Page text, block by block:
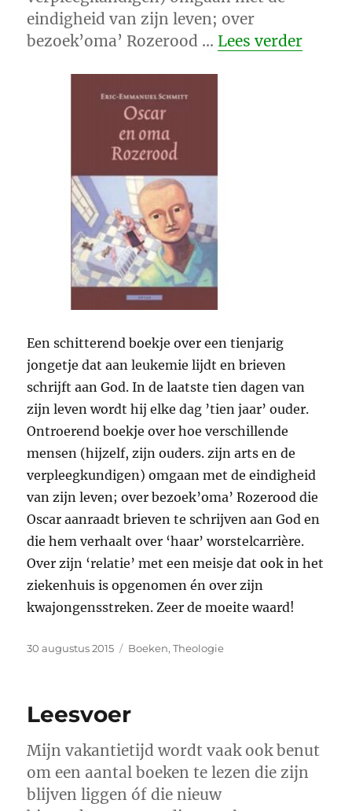
eindigheid van zijn leven; over
bezoek’oma’ Rozerood … Lees verder
Een schitterend boekje over een tienjarig
jongetje dat aan leukemie lijdt en brieven
schrijft aan God. In de laatste tien dagen van
zijn leven wordt hij elke dag ’tien jaar’ ouder.
Ontroerend boekje over hoe verschillende
mensen (hijzelf, zijn ouders. zijn arts en de
verpleegkundigen) omgaan met de eindigheid
van zijn leven; over bezoek’oma’ Rozerood die
Oscar aanraadt brieven te schrijven aan God en
die hem verhaalt over ‘haar’ worstelcarrière.
Over zijn ‘relatie’ met een meisje dat ook in het
ziekenhuis is opgenomen én over zijn
kwajongensstreken. Zeer de moeite waard!
Geplaatst
30 augustus 2015 Categorieën
Boeken,Theologie
Leesvoer
Mijn vakantietijd wordt vaak ook benut
om een aantal boeken te lezen die zijn
blijven liggen óf die nieuw